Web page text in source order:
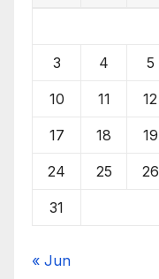
3 4 5
10 11 12
17 18 19
24 25 26
31
« Jun